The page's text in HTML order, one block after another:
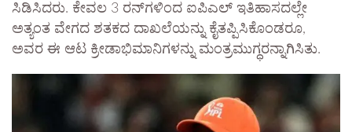
ಸಿಡಿಸಿದರು. ಕೇವಲ 3 ರನ್‌ಗಳಿಂದ ಐಪಿಎಲ್ ಇತಿಹಾಸದಲ್ಲೇ
ಅತ್ಯಂತ ವೇಗದ ಶತಕದ ದಾಖಲೆಯನ್ನು ಕೈತಪ್ಪಿಸಿಕೊಂಡರೂ,
ಅವರ ಈ ಆಟ ಕ್ರೀಡಾಭಿಮಾನಿಗಳನ್ನು ಮಂತ್ರಮುಗ್ಧರನ್ನಾಗಿಸಿತು.